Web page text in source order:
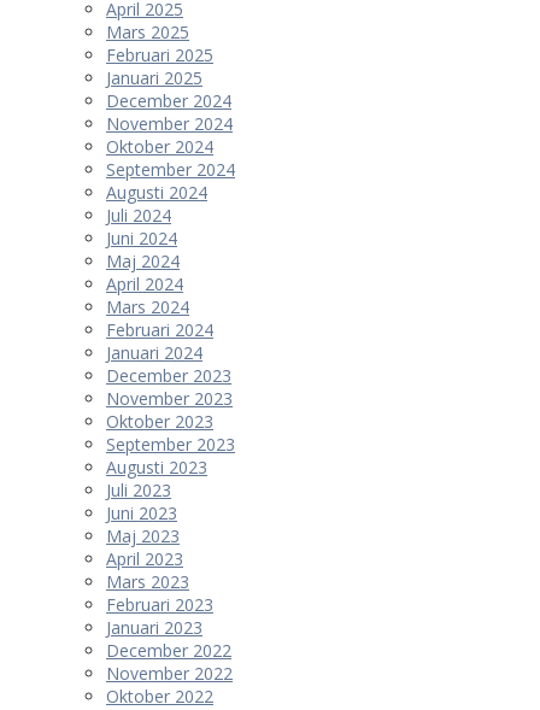
April 2025
Mars 2025
Februari 2025
Januari 2025
December 2024
November 2024
Oktober 2024
September 2024
Augusti 2024
Juli 2024
Juni 2024
Maj 2024
April 2024
Mars 2024
Februari 2024
Januari 2024
December 2023
November 2023
Oktober 2023
September 2023
Augusti 2023
Juli 2023
Juni 2023
Maj 2023
April 2023
Mars 2023
Februari 2023
Januari 2023
December 2022
November 2022
Oktober 2022